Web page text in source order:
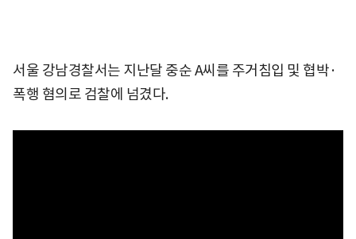
서울 강남경찰서는 지난달 중순 A씨를 주거침입 및 협박·
폭행 혐의로 검찰에 넘겼다.